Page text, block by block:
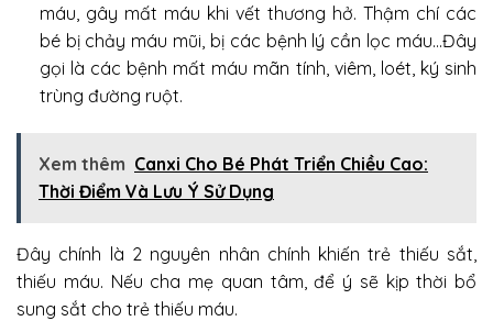
máu, gây mất máu khi vết thương hở. Thậm chí các
bé bị chảy máu mũi, bị các bệnh lý cần lọc máu…Đây
gọi là các bệnh mất máu mãn tính, viêm, loét, ký sinh
trùng đường ruột.
Xem thêm Canxi Cho Bé Phát Triển Chiều Cao:
Thời Điểm Và Lưu Ý Sử Dụng
Đây chính là 2 nguyên nhân chính khiến trẻ thiếu sắt,
thiếu máu. Nếu cha mẹ quan tâm, để ý sẽ kịp thời bổ
sung sắt cho trẻ thiếu máu.